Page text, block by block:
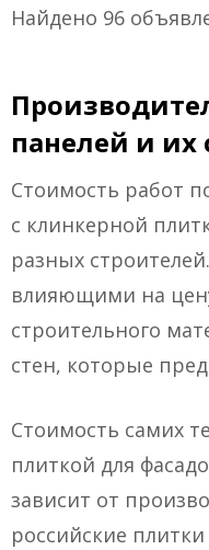
Найдено 96
панелей и их
Стоимость работ
с клинкерной
разных
влияющими на
строительного
стен, которые
Стоимость самих
плиткой для
зависит от
российские